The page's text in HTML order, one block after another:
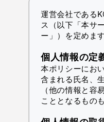
運営会社である
ス（以下「本サ
ー」）を定めます
個人情報の定
本ポリシーにお
含まれる氏名、
（他の情報と
こととなるもの